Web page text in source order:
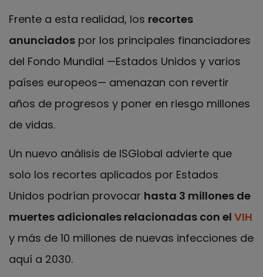
Frente a esta realidad, los recortes
anunciados por los principales financiadores
del Fondo Mundial —Estados Unidos y varios
países europeos— amenazan con revertir
años de progresos y poner en riesgo millones
de vidas.
Un nuevo análisis de ISGlobal advierte que
solo los recortes aplicados por Estados
Unidos podrían provocar hasta 3 millones de
muertes adicionales relacionadas con el VIH
y más de 10 millones de nuevas infecciones de
aquí a 2030.